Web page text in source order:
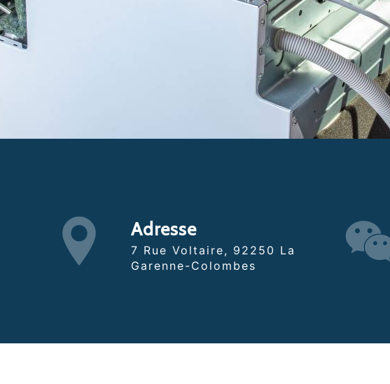
Adresse
7 Rue Voltaire, 92250 La
Garenne-Colombes